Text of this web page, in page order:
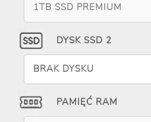
1TB SSD PREMIUM
DYSK SSD 2
BRAK DYSKU
PAMIĘĆ RAM